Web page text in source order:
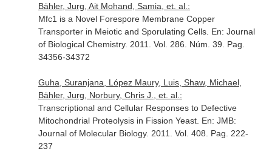
Bähler, Jurg, Ait Mohand, Samia, et. al.:
Mfc1 is a Novel Forespore Membrane Copper
Transporter in Meiotic and Sporulating Cells. En: Journal
of Biological Chemistry. 2011. Vol. 286. Núm. 39. Pag.
34356-34372
Guha, Suranjana, López Maury, Luis, Shaw, Michael,
Bähler, Jurg, Norbury, Chris J., et. al.:
Transcriptional and Cellular Responses to Defective
Mitochondrial Proteolysis in Fission Yeast. En: JMB:
Journal of Molecular Biology. 2011. Vol. 408. Pag. 222-
237